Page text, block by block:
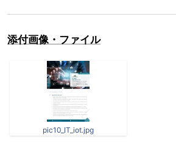
添付画像・ファイル
pic10_IT_iot.jpg